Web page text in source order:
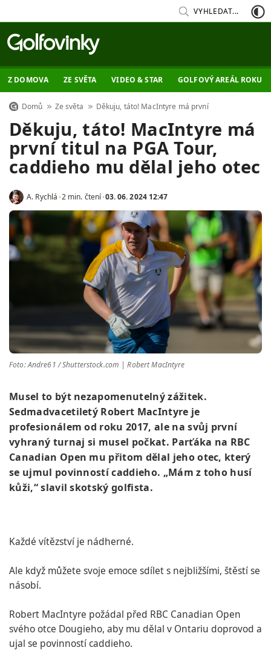
VYHLEDAT...
Z DOMOVA ZE SVĚTA VIDEO & STAR GOLFOVÝ AREÁL ROKU
Domů Ze světa Děkuju, táto! MacIntyre má první
Děkuju, táto! MacIntyre má
první titul na PGA Tour,
caddieho mu dělal jeho otec
A. Rychlá 2 min. čtení 03. 06. 2024 12:47
Foto: Andre61 / Shutterstock.com | Robert MacIntyre
Musel to být nezapomenutelný zážitek.
Sedmadvacetiletý Robert MacIntyre je
profesionálem od roku 2017, ale na svůj první
vyhraný turnaj si musel počkat. Parťáka na RBC
Canadian Open mu přitom dělal jeho otec, který
se ujmul povinností caddieho. „Mám z toho husí
kůži,“ slavil skotský golfista.
Každé vítězství je nádherné.
Ale když můžete svoje emoce sdílet s nejbližšími, štěstí se
násobí.
Robert MacIntyre požádal před RBC Canadian Open
svého otce Dougieho, aby mu dělal v Ontariu doprovod a
ujal se povinností caddieho.